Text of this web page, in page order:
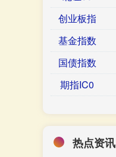
创业板指
基金指数
国债指数
期指IC0
热点资讯